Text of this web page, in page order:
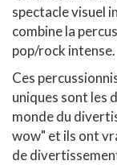
spectacle visuel
combine la
pop/rock intense.
Ces
uniques sont les
monde du
wow" et ils ont
de